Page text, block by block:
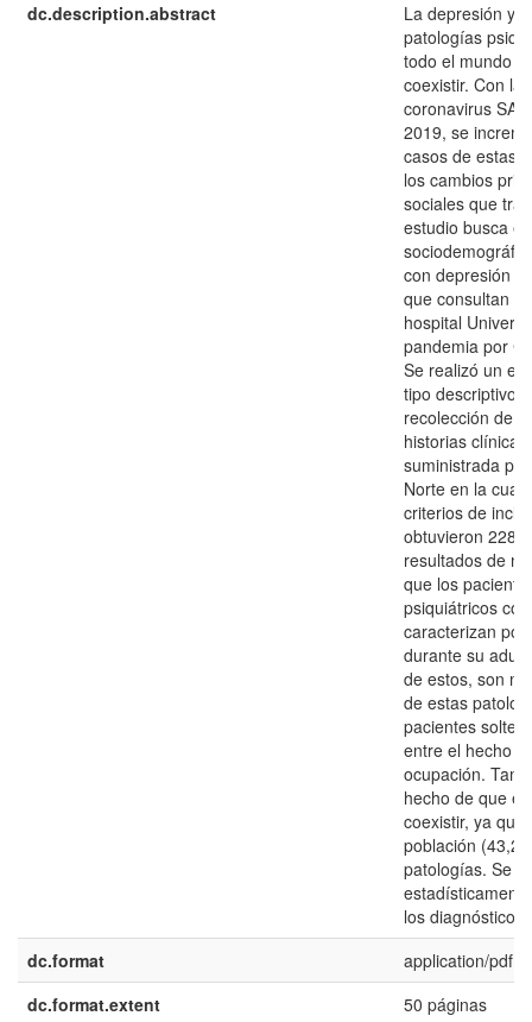
dc.description.abstract
La depresión y
patologías
todo el mundo y
coexistir. Con la
coronavirus
2019, se
casos de estas
los cambios
sociales que
estudio busca
con depresión y
que consultan
hospital
pandemia por
Se realizó un
tipo descriptivo,
recolección de
historias
suministrada
Norte en la cual
criterios de
obtuvieron 228
resultados de
que los
psiquiátricos
caracterizan
durante su
de estos, son
de estas
pacientes
entre el hecho
ocupación.
hecho de que
coexistir, ya
población
patologías. Se
los diagnósticos
dc.format
application/pdf
dc.format.extent
50 páginas